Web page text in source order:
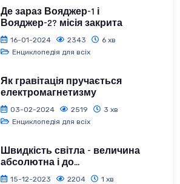
Де зараз Вояджер-1 і
Вояджер-2? місія закрита
16-01-2024 2343
6 хв
Енциклопедія для всіх
Як гравітація пручається
електромагнетизму
03-02-2024 2519
3 хв
Енциклопедія для всіх
Швидкість світла - величина
абсолютна і до...
15-12-2023 2204
1 хв